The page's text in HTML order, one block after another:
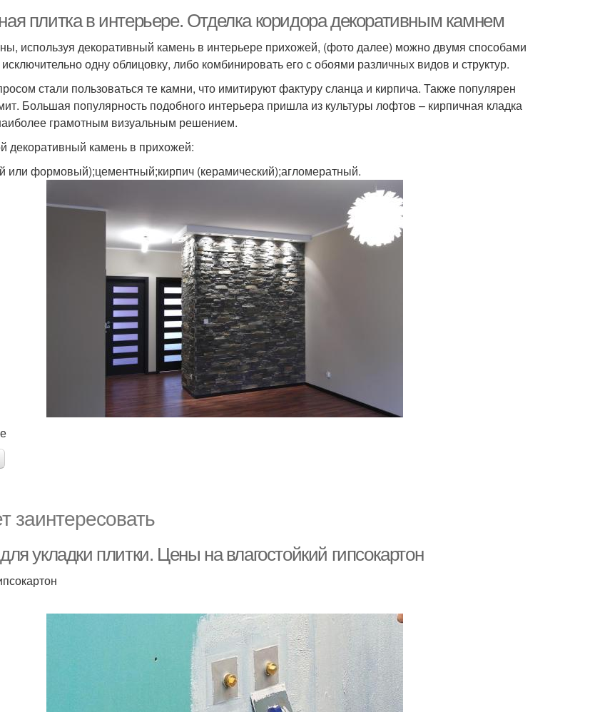
плитка в интерьере. Отделка коридора декоративным камнем
используя декоративный камень в интерьере прихожей, (фото далее) можно двумя способами
одну облицовку, либо комбинировать его с обоями различных видов и структур.
стали пользоваться те камни, что имитируют фактуру сланца и кирпича. Также популярен
Большая популярность подобного интерьера пришла из культуры лофтов – кирпичная кладка
грамотным визуальным решением.
декоративный камень в прихожей:
или формовый);цементный;кирпич (керамический);агломератный.
заинтересовать
укладки плитки. Цены на влагостойкий гипсокартон